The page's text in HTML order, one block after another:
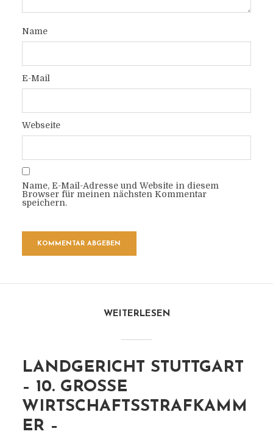
Name
E-Mail
Webseite
Name, E-Mail-Adresse und Website in diesem
Browser für meinen nächsten Kommentar
speichern.
WEITERLESEN
LANDGERICHT STUTTGART
– 10. GROSSE W
IRTSCHAFTSSTRAFKAMME
R –